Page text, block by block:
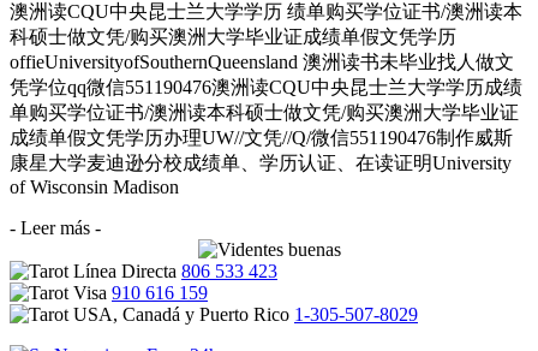
澳洲读CQU中央昆士兰大学学历 绩单购买学位证书/澳洲读本
科硕士做文凭/购买澳洲大学毕业证成绩单假文凭学历
offieUniversityofSouthernQueensland 澳洲读书未毕业找人做文
凭学位qq微信551190476澳洲读CQU中央昆士兰大学学历成绩
单购买学位证书/澳洲读本科硕士做文凭/购买澳洲大学毕业证
成绩单假文凭学历办理UW//文凭//Q/微信551190476制作威斯
康星大学麦迪逊分校成绩单、学历认证、在读证明University
of Wisconsin Madison
- Leer más -
806 533 423
910 616 159
1-305-507-8029